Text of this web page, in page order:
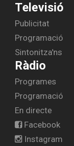
Televisió
Publicitat
Programació
Sintonitza'ns
Ràdio
Programes
Programació
En directe
Facebook
Instagram